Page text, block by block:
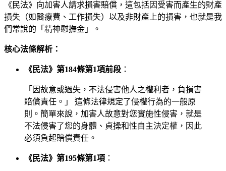
《民法》向加害人請求損害賠償，這包括因受害而產生的財產
損失（如醫療費、工作損失）以及非財產上的損害，也就是我
們常說的「精神慰撫金」。
核心法條解析：
《民法》第184條第1項前段 ：
「因故意或過失，不法侵害他人之權利者，負損害
賠償責任。」 這條法律規定了侵權行為的一般原
則。簡單來說，加害人故意對您實施性侵害，就是
不法侵害了您的身體、貞操和性自主決定權，因此
必須負起賠償責任。
《民法》第195條第1項 ：